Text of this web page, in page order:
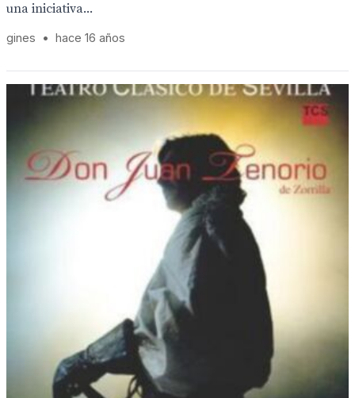
una iniciativa...
gines • hace 16 años